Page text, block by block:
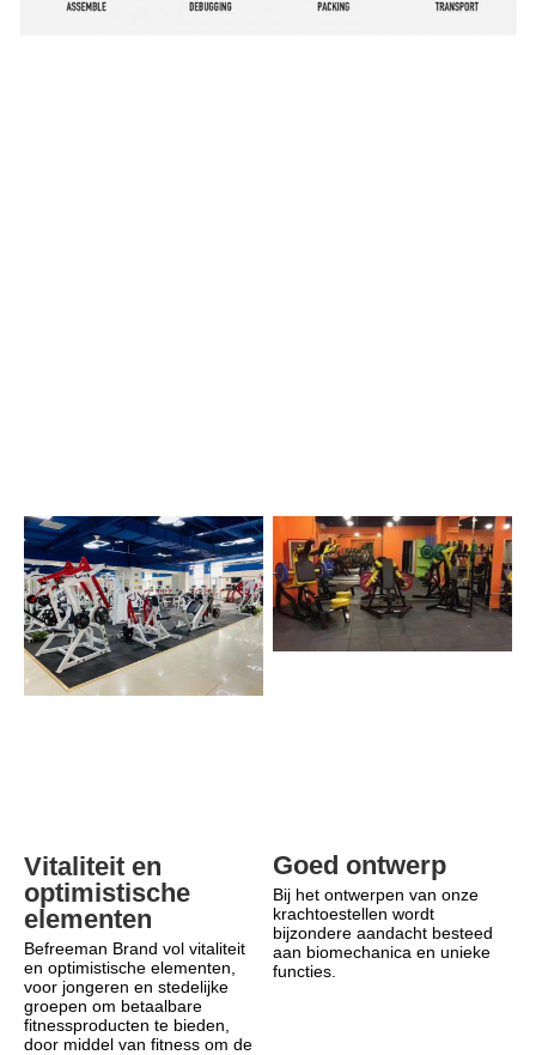
Vitaliteit en
optimistische
elementen
Befreeman Brand vol vitaliteit
en optimistische elementen,
voor jongeren en stedelijke
groepen om betaalbare
fitnessproducten te bieden,
door middel van fitness om de
Goed ontwerp
Bij het ontwerpen van onze
krachtoestellen wordt
bijzondere aandacht besteed
aan biomechanica en unieke
functies.